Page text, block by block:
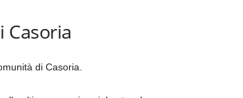
Casoria
di Casoria.